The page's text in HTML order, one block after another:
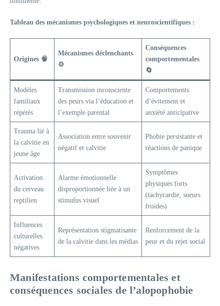
Tableau des mécanismes psychologiques et neuroscientifiques :
Origines 🧠
Mécanismes déclenchants
⚙️
Conséquences
comportementales
🔄
Modèles
familiaux
répétés
Transmission inconsciente
des peurs via l’éducation et
l’exemple parental
Comportements
d’évitement et
anxiété anticipative
Trauma lié à
la calvitie en
jeune âge
Association entre souvenir
négatif et calvitie
Phobie persistante et
réactions de panique
Activation
du cerveau
reptilien
Alarme émotionnelle
disproportionnée liée à un
stimulus visuel
Symptômes
physiques forts
(tachycardie, sueurs
froides)
Influences
culturelles
négatives
Représentation stigmatisante
de la calvitie dans les médias
Renforcement de la
peur et du rejet social
Manifestations comportementales et
conséquences sociales de l’alopophobie